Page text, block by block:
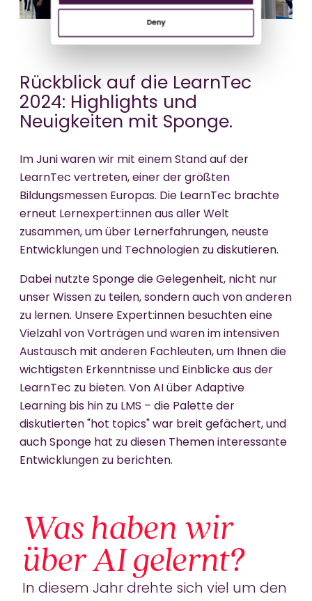
Deny
Rückblick auf die LearnTec
2024: Highlights und
Neuigkeiten mit Sponge.
Im Juni waren wir mit einem Stand auf der
LearnTec vertreten, einer der größten
Bildungsmessen Europas. Die LearnTec brachte
erneut Lernexpert:innen aus aller Welt
zusammen, um über Lernerfahrungen, neuste
Entwicklungen und Technologien zu diskutieren.
Dabei nutzte Sponge die Gelegenheit, nicht nur
unser Wissen zu teilen, sondern auch von anderen
zu lernen. Unsere Expert:innen besuchten eine
Vielzahl von Vorträgen und waren im intensiven
Austausch mit anderen Fachleuten, um Ihnen die
wichtigsten Erkenntnisse und Einblicke aus der
LearnTec zu bieten. Von AI über Adaptive
Learning bis hin zu LMS – die Palette der
diskutierten "hot topics" war breit gefächert, und
auch Sponge hat zu diesen Themen interessante
Entwicklungen zu berichten.
Was haben wir
über AI gelernt?
In diesem Jahr drehte sich viel um den